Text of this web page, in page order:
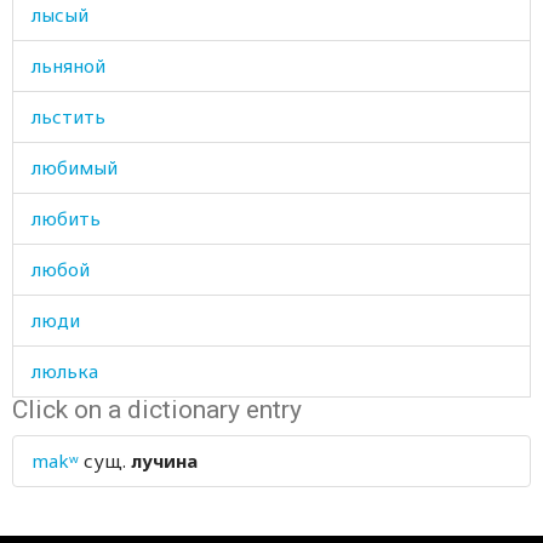
лысый
льняной
льстить
любимый
любить
любой
люди
люлька
лягушка
Click on a dictionary entry
makʷ сущ. лучина